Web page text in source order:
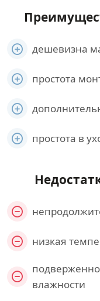
дешевизна
простота
простота в
низкая
влажности